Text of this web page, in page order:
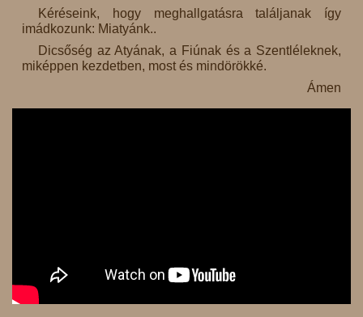
Kéréseink, hogy meghallgatásra találjanak így
imádkozunk: Miatyánk..
Dicsőség az Atyának, a Fiúnak és a Szentléleknek,
miképpen kezdetben, most és mindörökké.
Ámen